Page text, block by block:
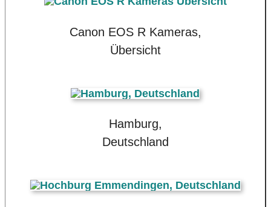
Canon EOS R Kameras,
Übersicht
Hamburg,
Deutschland